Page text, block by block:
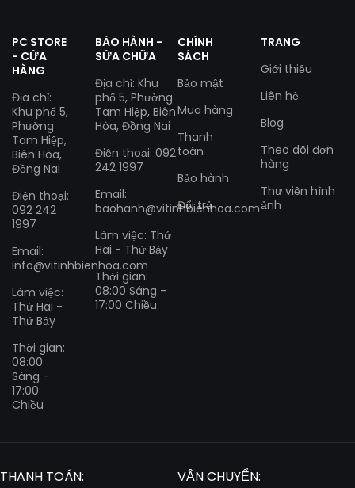
PC STORE
- CỬA
HÀNG
Địa chỉ:
Khu phố 5,
Phường
Tam Hiệp,
Biên Hòa,
Đồng Nai
Điện thoại:
092 242
1997
Email:
info@vitinhbienhoa.com
Làm việc:
Thứ Hai -
Thứ Bảy
Thời gian:
08:00
Sáng -
17:00
Chiều
BẢO HÀNH -
SỬA CHỮA
Địa chỉ: Khu
phố 5, Phường
Tam Hiệp, Biên
Hòa, Đồng Nai
Điện thoại: 092
242 1997
Email:
baohanh@vitinhbienhoa.com
Làm việc: Thứ
Hai - Thứ Bảy
Thời gian:
08:00 Sáng -
17:00 Chiều
CHÍNH
SÁCH
Bảo mật
Mua hàng
Thanh
toán
Bảo hành
Đổi trả
TRANG
Giới thiệu
Liên hệ
Blog
Theo dõi đơn
hàng
Thư viện hình
ảnh
THANH TOÁN: VẬN CHUYỂN: